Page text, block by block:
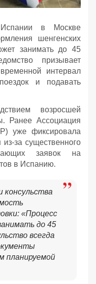
Испании в Москве
шенгенских
занимать до 45
призывает
интервал
и подавать
возросшей
Ранее Ассоциация
уже фиксировала
за существенного
заявок на
в Испанию.
консульства
«Процесс
до 45
всегда
планируемой